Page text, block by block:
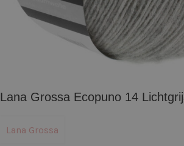
Lana Grossa Ecopuno 14
Lana Grossa